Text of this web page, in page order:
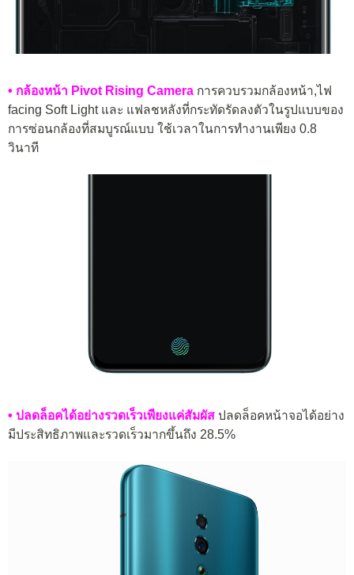
• กล้องหน้า Pivot Rising Camera การควบรวมกล้องหน้า,ไฟ
facing Soft Light และ แฟลชหลังที่กระทัดรัดลงตัวในรูปแบบของ
การซ่อนกล้องที่สมบูรณ์แบบ ใช้เวลาในการทำงานเพียง 0.8
วินาที
• ปลดล็อคได้อย่างรวดเร็วเพียงแค่สัมผัส ปลดล็อคหน้าจอได้อย่าง
มีประสิทธิภาพและรวดเร็วมากขึ้นถึง 28.5%